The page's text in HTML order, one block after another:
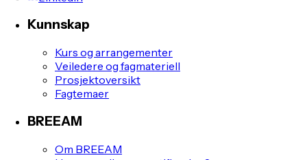
Kunnskap
Kurs og arrangementer
Veiledere og fagmateriell
Prosjektoversikt
Fagtemaer
BREEAM
Om BREEAM